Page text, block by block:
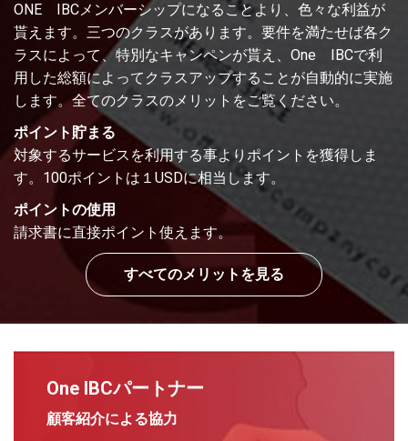
ONE IBCメンバーシップになることより、色々な利益が
貰えます。三つのクラスがあります。要件を満たせば各ク
ラスによって、特別なキャンペンが貰え、One IBCで利
用した総額によってクラスアップすることが自動的に実施
します。全てのクラスのメリットをご覧ください。
ポイント貯まる
対象するサービスを利用する事よりポイントを獲得しま
す。100ポイントは１USDに相当します。
ポイントの使用
請求書に直接ポイント使えます。
すべてのメリットを見る
One IBCパートナー
顧客紹介による協力